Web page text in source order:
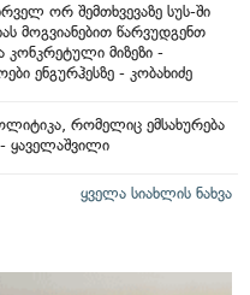
ორ შემთხვევაზე სუს-ში
მოგვიანებით წარვუდგენთ
კონკრეტული მიზეზი -
ენგურჰესზე - კობახიძე
რომელიც ემსახურება
- ყაველაშვილი
ყველა სიახლის ნახვა